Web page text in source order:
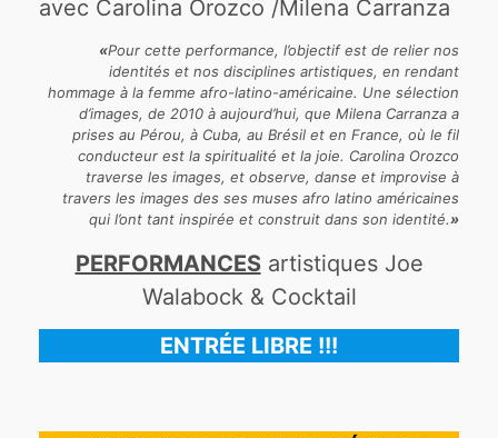
avec Carolina Orozco /Milena Carranza
«Pour cette performance, l’objectif est de relier nos
identités et nos disciplines artistiques, en rendant
hommage à la femme afro-latino-américaine. Une sélection
d’images, de 2010 à aujourd’hui, que Milena Carranza a
prises au Pérou, à Cuba, au Brésil et en France, où le fil
conducteur est la spiritualité et la joie. Carolina Orozco
traverse les images, et observe, danse et improvise à
travers les images des ses muses afro latino américaines
qui l’ont tant inspirée et construit dans son identité.»
PERFORMANCESartistiques Joe
Walabock & Cocktail
ENTRÉE LIBRE !!!